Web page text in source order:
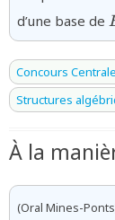
d’une base de
Concours Centrale
Structures
À la
(Oral Mines-